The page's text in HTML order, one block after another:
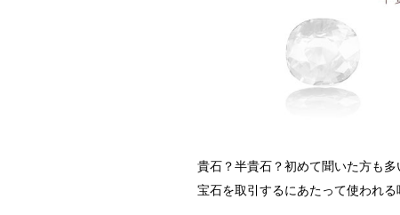
貴石？半貴石？初めて聞いた方も多
宝石を取引するにあたって使われる